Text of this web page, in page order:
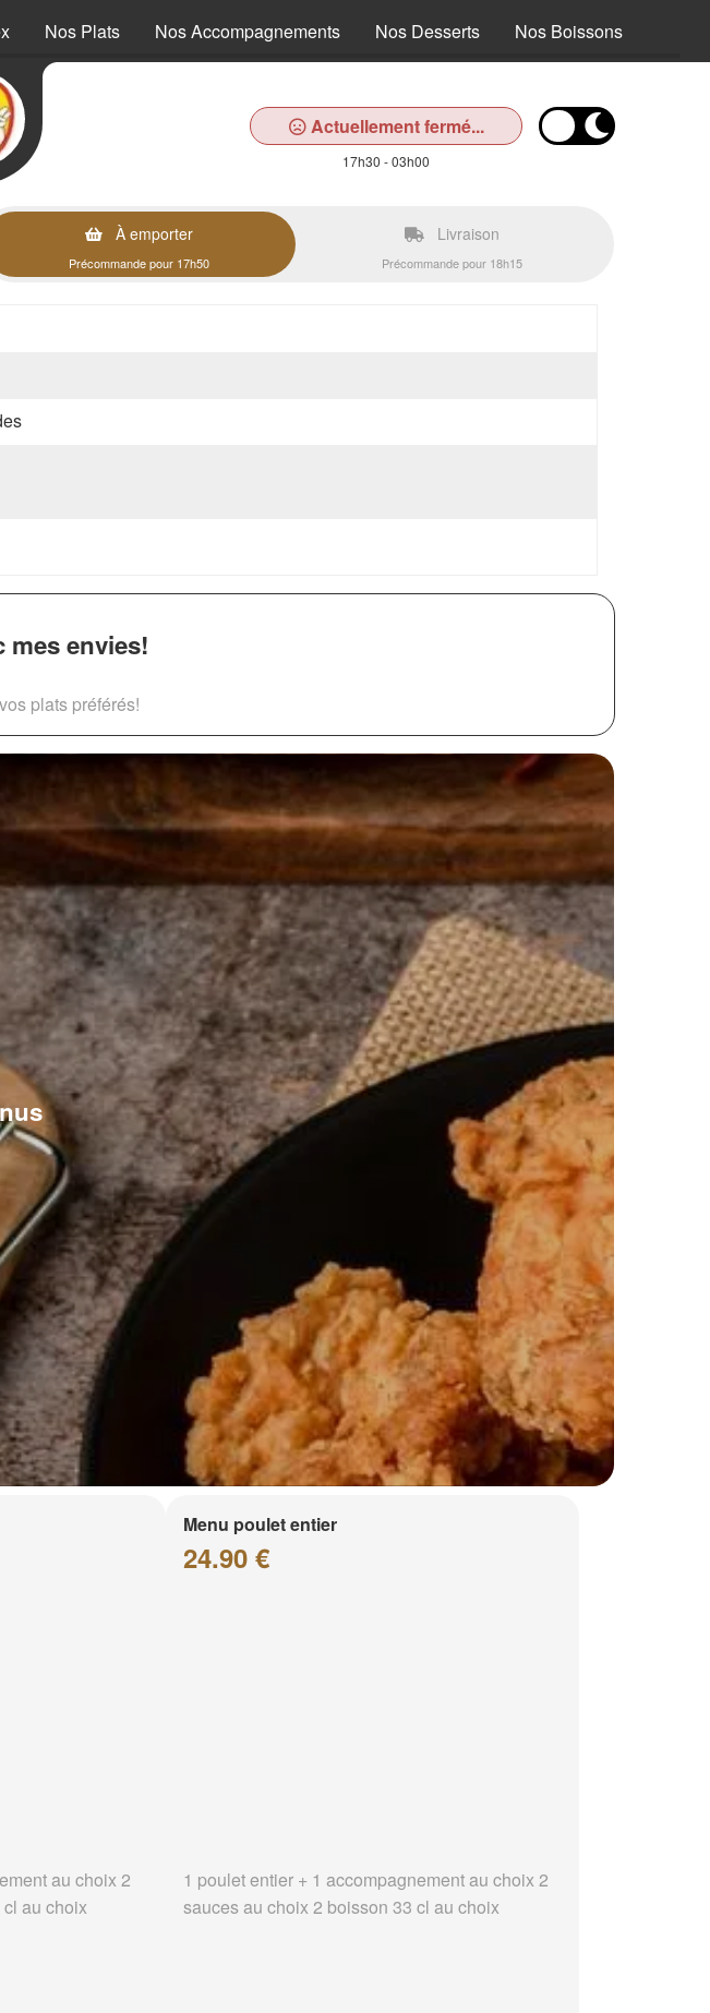
Nos Plats Nos Accompagnements Nos Desserts Nos Boissons
Actuellement fermé...
17h30 - 03h00
À emporter
Précommande pour 17h50
Livraison
Précommande pour 18h15
mes envies!
plats préférés!
au choix 2
au choix
Menu poulet entier
24.90 €
1 poulet entier + 1 accompagnement au choix 2
sauces au choix 2 boisson 33 cl au choix